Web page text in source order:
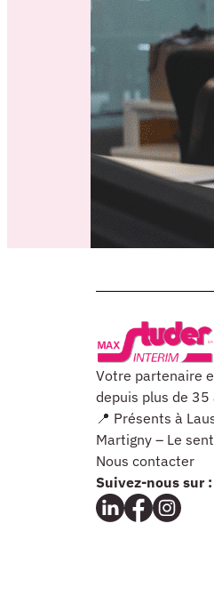
Votre partenaire
depuis plus de 35
📍 Présents à
Martigny – Le
Nous contacter
Suivez-nous sur :